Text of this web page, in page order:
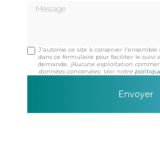
Message
J'autorise ce site à conserver l'ensemble
dans ce formulaire pour faciliter le
demande. (Aucune exploitation
données concervées. Voir notre